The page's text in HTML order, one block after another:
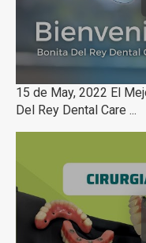
15 de May, 2022 El
Del Rey Dental Care ...